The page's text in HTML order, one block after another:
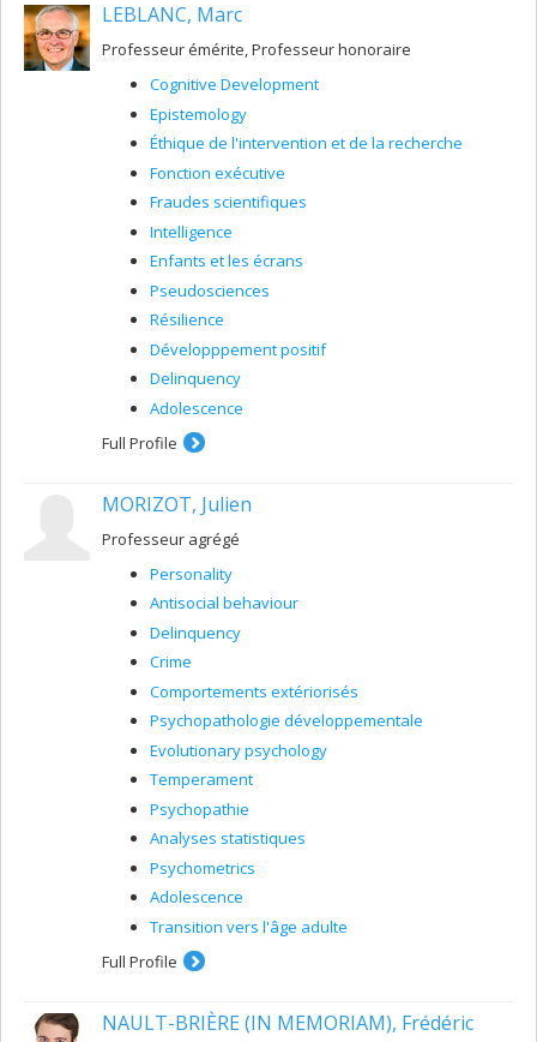
LEBLANC, Marc
Professeur émérite, Professeur honoraire
Cognitive Development
Epistemology
Éthique de l'intervention et de la recherche
Fonction exécutive
Fraudes scientifiques
Intelligence
Enfants et les écrans
Pseudosciences
Résilience
Développpement positif
Delinquency
Adolescence
Full Profile
MORIZOT, Julien
Professeur agrégé
Personality
Antisocial behaviour
Delinquency
Crime
Comportements extériorisés
Psychopathologie développementale
Evolutionary psychology
Temperament
Psychopathie
Analyses statistiques
Psychometrics
Adolescence
Transition vers l'âge adulte
Full Profile
NAULT-BRIÈRE (IN MEMORIAM), Frédéric